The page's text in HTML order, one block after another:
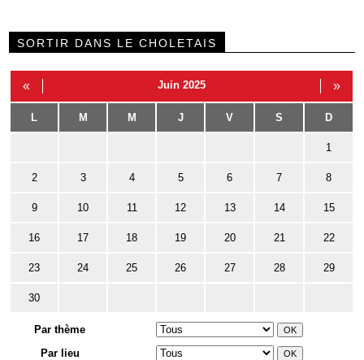
SORTIR DANS LE CHOLETAIS
« Juin 2025 »
L M M J V S D
1
2 3 4 5 6 7 8
9 10 11 12 13 14 15
16 17 18 19 20 21 22
23 24 25 26 27 28 29
30
Par thème
Par lieu